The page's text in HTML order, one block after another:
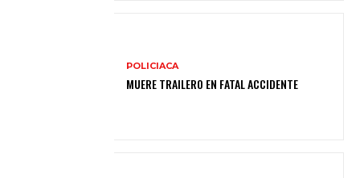
POLICIACA
MUERE TRAILERO EN FATAL ACCIDENTE